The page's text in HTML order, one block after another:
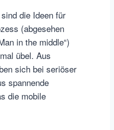
die Ideen für
(abgesehen
in the middle“)
übel. Aus
sich bei seriöser
spannende
die mobile